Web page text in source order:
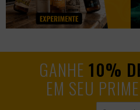
GANHE 10%
EM SEU